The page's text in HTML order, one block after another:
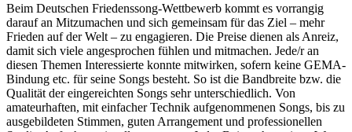
Beim Deutschen Friedenssong-Wettbewerb kommt es vorrangig
darauf an Mitzumachen und sich gemeinsam für das Ziel – mehr
Frieden auf der Welt – zu engagieren. Die Preise dienen als Anreiz,
damit sich viele angesprochen fühlen und mitmachen. Jede/r an
diesen Themen Interessierte konnte mitwirken, sofern keine GEMA-
Bindung etc. für seine Songs besteht. So ist die Bandbreite bzw. die
Qualität der eingereichten Songs sehr unterschiedlich. Von
amateurhaften, mit einfacher Technik aufgenommenen Songs, bis zu
ausgebildeten Stimmen, guten Arrangement und professionellen